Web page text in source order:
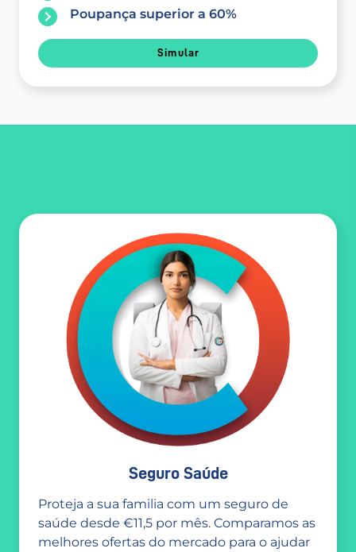
Poupança superior a 60%
Simular
Seguro Saúde
Proteja a sua familia com um seguro de
saúde desde €11,5 por mês. Comparamos as
melhores ofertas do mercado para o ajudar